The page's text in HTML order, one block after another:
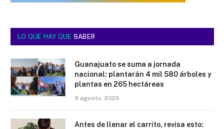
LO QUE HAY QUE SABER
Guanajuato se suma a jornada
nacional: plantarán 4 mil 580 árboles y
plantas en 265 hectáreas
9 agosto, 2026
Antes de llenar el carrito, revisa esto: